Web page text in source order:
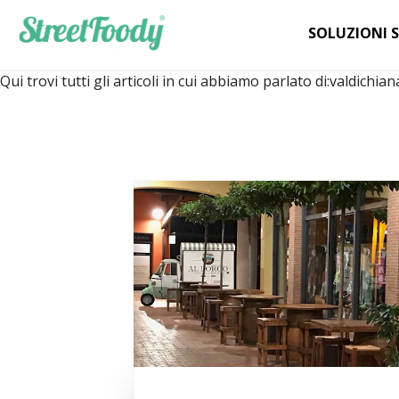
SOLUZIONI
Qui trovi tutti gli articoli in cui abbiamo parlato di: